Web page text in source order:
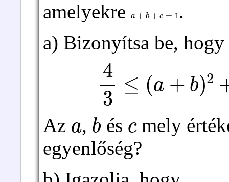
amelyekre
b + =
.
a) Bizonyítsa be, hogy
43 ( + )2 + (b +
Az , b és
mely
egyenlőség?